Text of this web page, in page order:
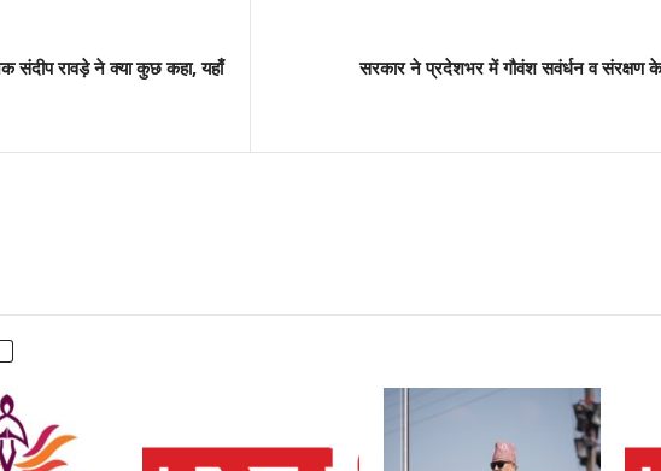
संदीप रावड़े ने क्या कुछ कहा, यहाँ
सरकार ने प्रदेशभर में गौवंश सवंर्धन व संरक्षण